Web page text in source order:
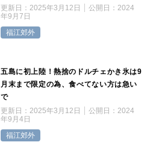
更新日： 2025年3月12日 公開日： 2024
年9月7日
福江郊外
五島に初上陸！熱捨のドルチェかき氷は9
月末まで限定の為、食べてない方は急い
で
更新日： 2025年3月12日 公開日： 2024
年9月4日
福江郊外